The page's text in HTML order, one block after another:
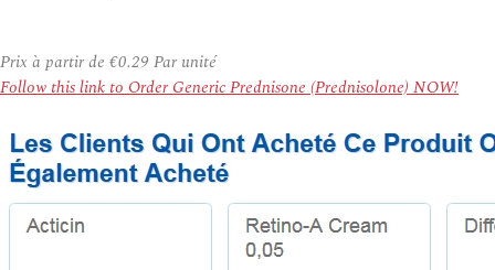
Prix à partir de €0.29 Par unité
Follow this link to Order Generic Prednisone (Prednisolone) NOW!